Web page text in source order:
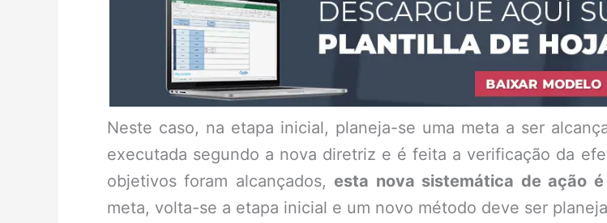
Neste caso, na etapa inicial, planeja-se uma meta a ser
executada segundo a nova diretriz e é feita a verificação da
objetivos foram alcançados,esta nova sistemática de ação é
meta, volta-se a etapa inicial e um novo método deve ser